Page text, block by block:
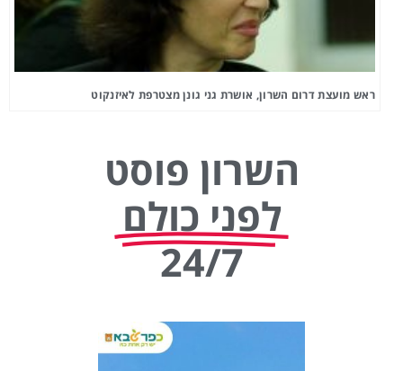
ראש מועצת דרום השרון, אושרת גני גונן מצטרפת לאיזנקוט
השרון פוסט
לפני כולם
24/7